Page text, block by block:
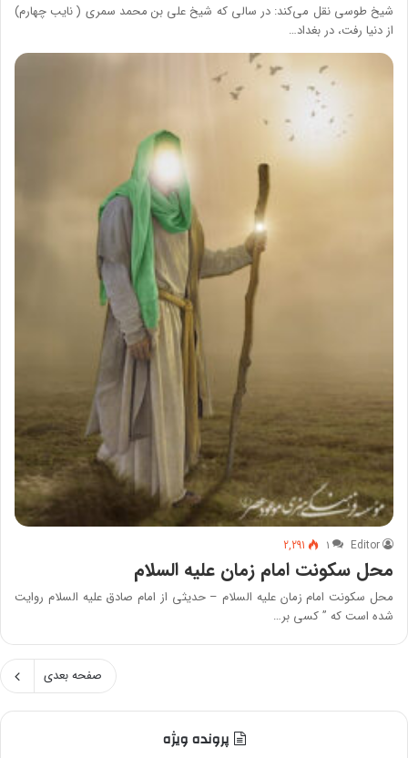
شيخ طوسی نقل می‌کند: در سالی که شيخ علی بن محمد سمری ( نایب چهارم)
از دنيا رفت، در بغداد…
Editor ۱ 2,291
محل سکونت امام زمان علیه السلام
محل سکونت امام زمان علیه السلام – حدیثی از امام صادق علیه السلام روایت
شده است که ” کسی بر…
صفحه بعدی
پرونده ویژه